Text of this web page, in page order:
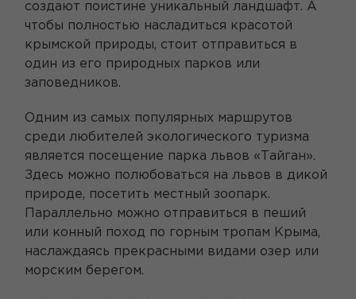
создают поистине уникальный ландшафт. А
чтобы полностью насладиться красотой
крымской природы, стоит отправиться в
один из его природных парков или
заповедников.
Одним из самых популярных маршрутов
среди любителей экологического туризма
является посещение парка львов «Тайган».
Здесь можно полюбоваться на львов в дикой
природе, посетить местный зоопарк.
Параллельно можно отправиться в пеший
или конный поход по горным тропам Крыма,
наслаждаясь прекрасными видами озер или
морским берегом.